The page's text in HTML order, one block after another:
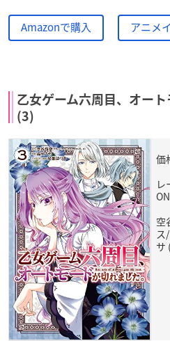
Amazonで購入 アニメ
乙女ゲーム六周目、オート
(3)
価
空
ス
サ